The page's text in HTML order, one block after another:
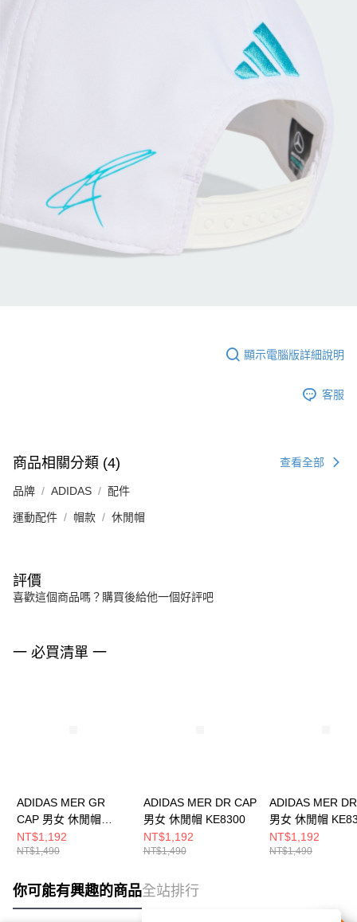
顯示電腦版詳細說明
客服
商品相關分類 (4) 查看全部
品牌 ADIDAS 配件
運動配件 帽款 休閒帽
評價
喜歡這個商品嗎？購買後給他一個好評吧
一 必買清單 一
ADIDAS MER GR
CAP 男女 休閒帽
KE8304
NT$1,192
NT$1,490
ADIDAS MER DR CAP
男女 休閒帽 KE8300
NT$1,192
NT$1,490
ADIDAS MER
男女 休閒帽
NT$1,192
NT$1,490
你可能有興趣的商品全站排行